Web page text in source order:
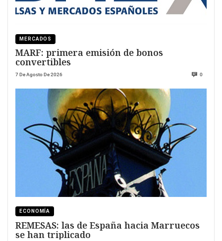
MERCADOS
MARF: primera emisión de bonos
convertibles
7 De Agosto De 2026 0
ECONOMÍA
REMESAS: las de España hacia Marruecos
se han triplicado